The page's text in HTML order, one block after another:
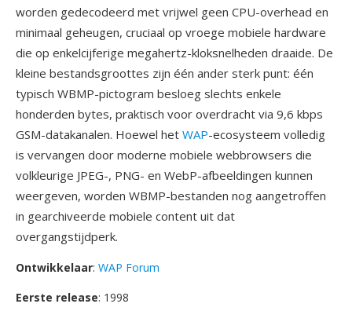
worden gedecodeerd met vrijwel geen CPU-overhead en
minimaal geheugen, cruciaal op vroege mobiele hardware
die op enkelcijferige megahertz-kloksnelheden draaide. De
kleine bestandsgroottes zijn één ander sterk punt: één
typisch WBMP-pictogram besloeg slechts enkele
honderden bytes, praktisch voor overdracht via 9,6 kbps
GSM-datakanalen. Hoewel het WAP-ecosysteem volledig
is vervangen door moderne mobiele webbrowsers die
volkleurige JPEG-, PNG- en WebP-afbeeldingen kunnen
weergeven, worden WBMP-bestanden nog aangetroffen
in gearchiveerde mobiele content uit dat
overgangstijdperk.
Ontwikkelaar: WAP Forum
Eerste release: 1998